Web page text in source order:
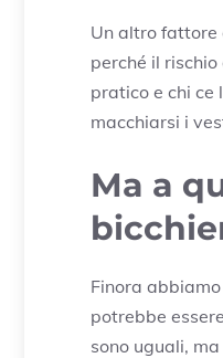
Un altro fattore
perché il
pratico e chi ce
macchiarsi i
Ma a
Finora
potrebbe
sono uguali,